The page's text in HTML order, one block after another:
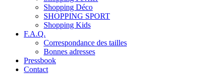
Shopping Déco
SHOPPING SPORT
Shopping Kids
F.A.Q.
Correspondance des tailles
Bonnes adresses
Pressbook
Contact